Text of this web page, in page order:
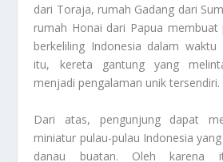
dari Toraja, rumah Gadang dari
rumah Honai dari Papua membuat
berkeliling Indonesia dalam waktu
itu, kereta gantung yang
menjadi pengalaman unik tersendiri.
Dari atas, pengunjung dapat
miniatur pulau-pulau Indonesia
danau buatan. Oleh karena